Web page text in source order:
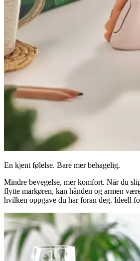
En kjent følelse. Bare mer behagelig.
Mindre bevegelse, mer komfort. Når du
flytte markøren, kan hånden og armen
hvilken oppgave du har foran deg. Ideell